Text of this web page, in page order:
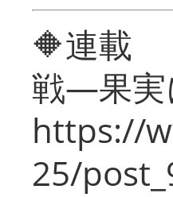
🔶連載
戦―果実
https://
25/